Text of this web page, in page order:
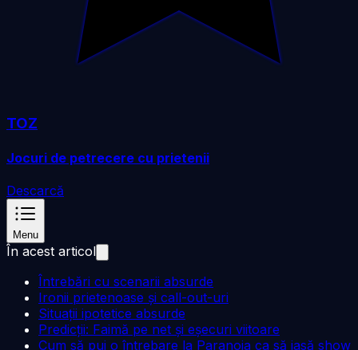
TOZ
Jocuri de petrecere cu prietenii
Descarcă
Menu
În acest articol
Întrebări cu scenarii absurde
Ironii prietenoase și call-out-uri
Situații ipotetice absurde
Predicții: Faimă pe net și eșecuri viitoare
Cum să pui o întrebare la Paranoia ca să iasă show